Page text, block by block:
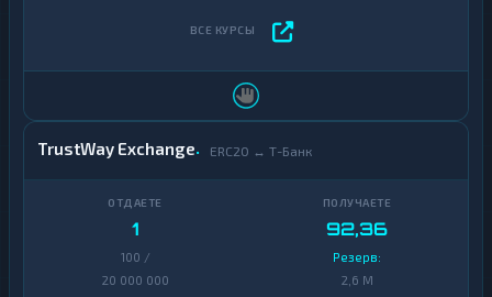
TrustWay Exchange ERC20 ↔ Т-Банк
1
100 /
20 000 000
92,36
Резерв:
2,6 M